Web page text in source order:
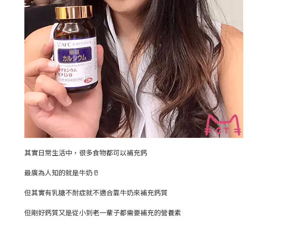
其實日常生活中，很多食物都可以補充鈣
最廣為人知的就是牛奶🥛
但其實有乳糖不耐症就不適合靠牛奶來補充鈣質
但剛好鈣質又是從小到老一輩子都需要補充的營養素